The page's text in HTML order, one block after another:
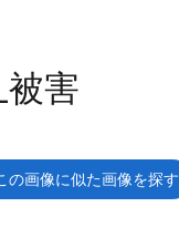
害
の画像に似た画像を探す